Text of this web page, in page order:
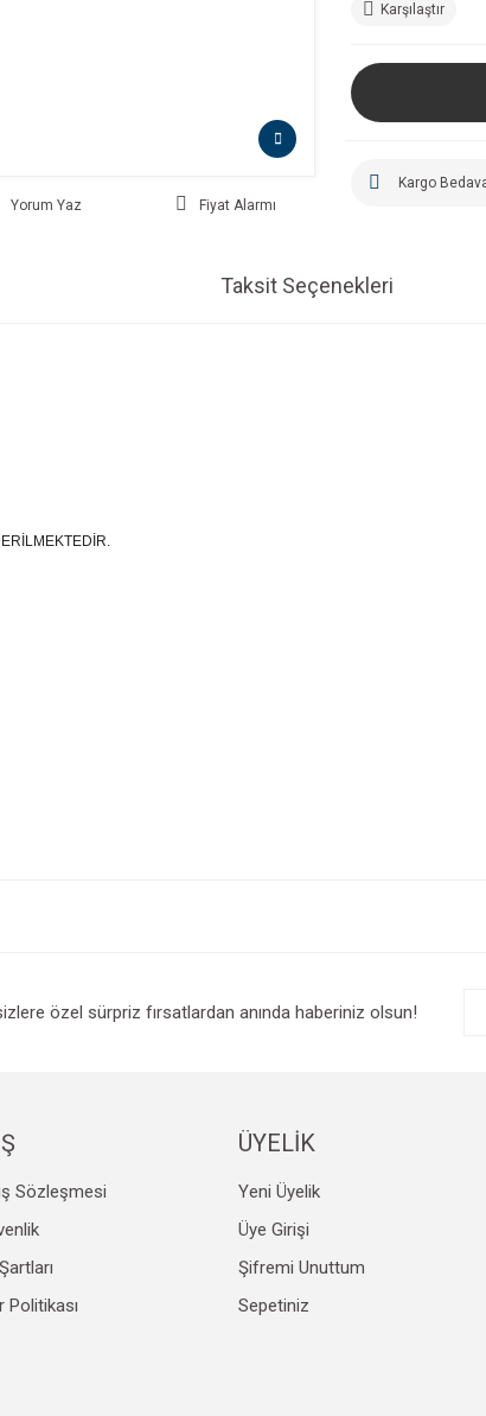
Yorum Yaz Fiyat Alarmı
Karşılaştır
Kargo
Taksit Seçenekleri
Gönder
özel sürpriz fırsatlardan anında haberiniz olsun!
Sözleşmesi
Politikası
ÜYELİK
Yeni Üyelik
Üye Girişi
Şifremi Unuttum
Sepetiniz